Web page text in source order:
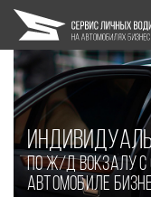
по ж/д вокзалу с
автомобиле